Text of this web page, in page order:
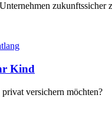
zukunftssicher
Kind
versichern möchten?